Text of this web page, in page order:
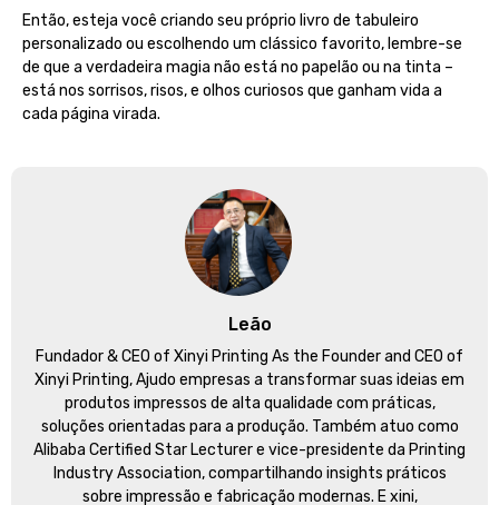
Então, esteja você criando seu próprio livro de tabuleiro
personalizado ou escolhendo um clássico favorito, lembre-se
de que a verdadeira magia não está no papelão ou na tinta –
está nos sorrisos, risos, e olhos curiosos que ganham vida a
cada página virada.
Leão
Fundador &CEO of Xinyi Printing As the Founder and CEO of
Xinyi Printing, Ajudo empresas a transformar suas ideias em
produtos impressos de alta qualidade com práticas,
soluções orientadas para a produção. Também atuo como
Alibaba Certified Star Lecturer e vice-presidente da Printing
Industry Association, compartilhando insights práticos
sobre impressão e fabricação modernas. E xini,